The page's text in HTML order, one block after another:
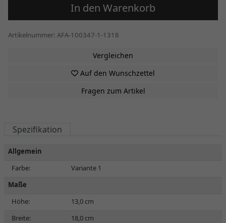
In den Warenkorb
Artikelnummer: AFA-100347-1-1318
Vergleichen
Auf den Wunschzettel
Fragen zum Artikel
Spezifikation
Allgemein
Farbe:
Variante 1
Maße
Höhe:
13,0 cm
Breite:
18,0 cm